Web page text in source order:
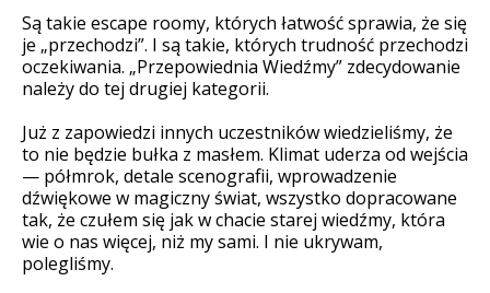
Są takie escape roomy, których łatwość sprawia, że się
je „przechodzi”. I są takie, których trudność przechodzi
oczekiwania. „Przepowiednia Wiedźmy” zdecydowanie
należy do tej drugiej kategorii.
Już z zapowiedzi innych uczestników wiedzieliśmy, że
to nie będzie bułka z masłem. Klimat uderza od wejścia
— półmrok, detale scenografii, wprowadzenie
dźwiękowe w magiczny świat, wszystko dopracowane
tak, że czułem się jak w chacie starej wiedźmy, która
wie o nas więcej, niż my sami. I nie ukrywam,
polegliśmy.